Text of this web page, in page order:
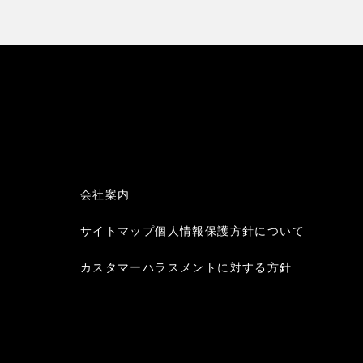
会社案内
サイトマップ個人情報保護方針について
カスタマーハラスメントに対する方針